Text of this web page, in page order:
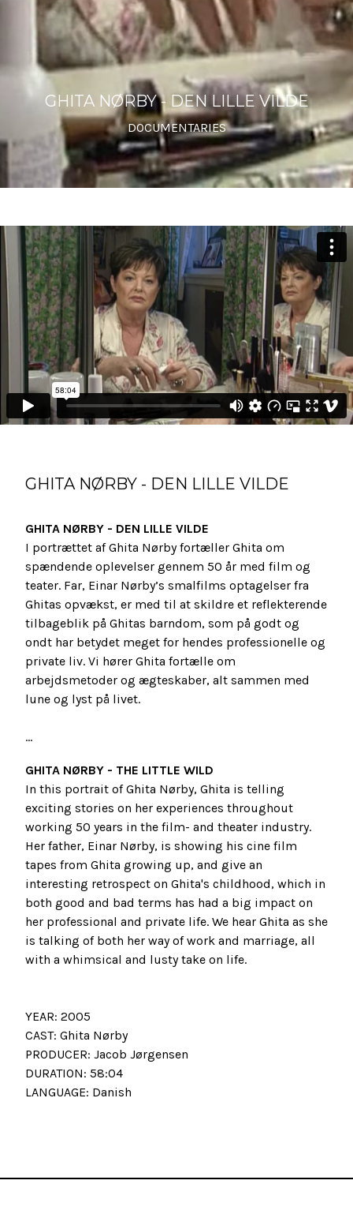
GHITA NØRBY - DEN LILLE VILDE
DOCUMENTARIES
GHITA NØRBY - DEN LILLE VILDE
GHITA NØRBY - DEN LILLE VILDE
I portrættet af Ghita Nørby fortæller Ghita om
spændende oplevelser gennem 50 år med film og
teater. Far, Einar Nørby’s smalfilms optagelser fra
Ghitas opvækst, er med til at skildre et reflekterende
tilbageblik på Ghitas barndom, som på godt og
ondt har betydet meget for hendes professionelle og
private liv. Vi hører Ghita fortælle om
arbejdsmetoder og ægteskaber, alt sammen med
lune og lyst på livet.
...
GHITA NØRBY - THE LITTLE WILD
In this portrait of Ghita Nørby, Ghita is telling
exciting stories on her experiences throughout
working 50 years in the film- and theater industry.
Her father, Einar Nørby, is showing his cine film
tapes from Ghita growing up, and give an
interesting retrospect on Ghita's childhood, which in
both good and bad terms has had a big impact on
her professional and private life. We hear Ghita as she
is talking of both her way of work and marriage, all
with a whimsical and lusty take on life.
YEAR: 2005
CAST: Ghita Nørby
PRODUCER: Jacob Jørgensen
DURATION: 58:04
LANGUAGE: Danish